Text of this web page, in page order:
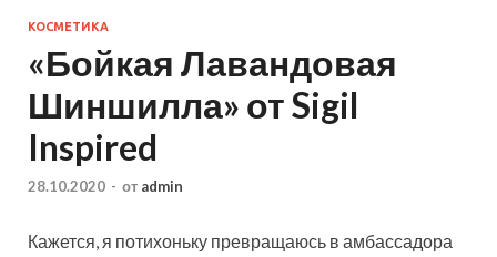
КОСМЕТИКА
«Бойкая Лавандовая
Шиншилла» от Sigil
Inspired
28.10.2020 - от admin
Кажется, я потихоньку превращаюсь в амбассадора